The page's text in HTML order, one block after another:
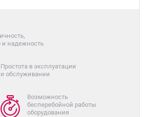
и надежность
Простота в эксплуатации
и обслуживании
Возможность
бесперебойной работы
оборудования